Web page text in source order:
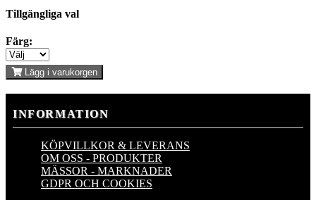
Tillgängliga val
Färg:
Lägg i varukorgen
INFORMATION
KÖPVILLKOR & LEVERANS
OM OSS - PRODUKTER
MÄSSOR - MARKNADER
GDPR OCH COOKIES